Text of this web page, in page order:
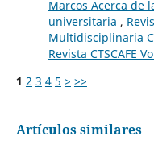
Marcos Acerca de
universitaria ,
Multidisciplinaria
Revista CTSCAFE
1 2 3 4 5 > >>
Artículos similares